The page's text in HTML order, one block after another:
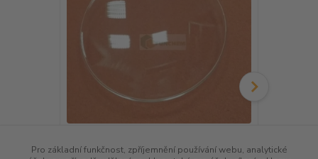
Hodinové sklo prm. 100 mm Kyselina
Pro základní funkčnost, zpříjemnění používání webu, analytické